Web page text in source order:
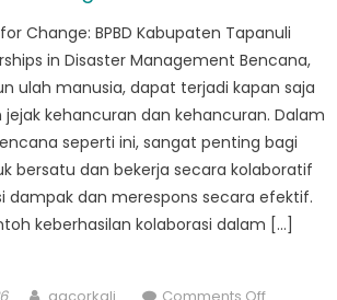
BPBD
Utara
Tapteng
Change: BPBD Kabupaten Tapanuli
in Disaster Management Bencana,
ulah manusia, dapat terjadi kapan saja
kehancuran dan kehancuran. Dalam
seperti ini, sangat penting bagi
bersatu dan bekerja secara kolaboratif
dampak dan merespons secara efektif.
keberhasilan kolaborasi dalam […]
Author on